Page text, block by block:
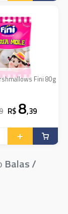
Maria Mole Marshmallows Fini 80g
R$ 8,39
Balas /